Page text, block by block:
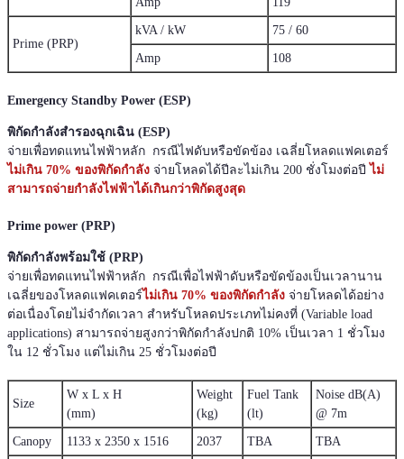
Prime (PRP)
kVA / kW 75 / 60
Amp 108
Emergency Standby Power (ESP)
พิกัดกำลังสำรองฉุกเฉิน (ESP)
จ่ายเพื่อทดแทนไฟฟ้าหลัก กรณีไฟดับหรือขัดข้อง เฉลี่ยโหลดแฟคเตอร์
ไม่เกิน 70% ของพิกัดกำลัง จ่ายโหลดได้ปีละไม่เกิน 200 ชั่งโมงต่อปี ไม่
สามารถจ่ายกำลังไฟฟ้าได้เกินกว่าพิกัดสูงสุด
Prime power (PRP)
พิกัดกำลังพร้อมใช้ (PRP)
จ่ายเพื่อทดแทนไฟฟ้าหลัก กรณีเพื่อไฟฟ้าดับหรือขัดข้องเป็นเวลานาน
เฉลี่ยของโหลดแฟคเตอร์ไม่เกิน 70% ของพิกัดกำลัง จ่ายโหลดได้อย่าง
ต่อเนื่องโดยไม่จำกัดเวลา สำหรับโหลดประเภทไม่คงที่ (Variable load
applications) สามารถจ่ายสูงกว่าพิกัดกำลังปกติ 10% เป็นเวลา 1 ชั่วโมง
ใน 12 ชั่วโมง แต่ไม่เกิน 25 ชั่วโมงต่อปี
Size
W x L x H
(mm)
Weight
(kg)
Fuel Tank
(lt)
Noise dB(A)
@ 7m
Canopy 1133 x 2350 x 1516 2037 TBA TBA